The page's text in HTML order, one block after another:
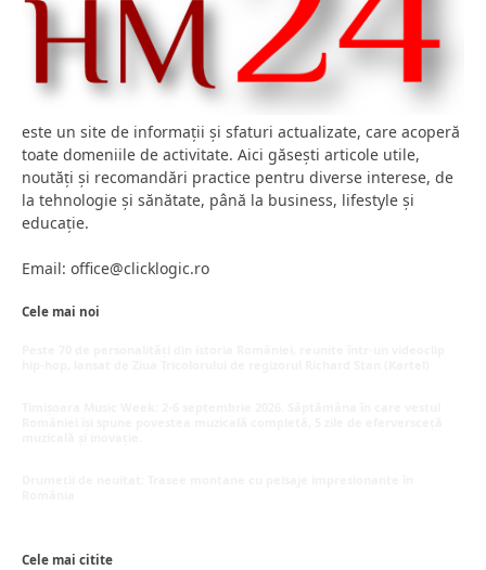
este un site de informații și sfaturi actualizate, care acoperă
toate domeniile de activitate. Aici găsești articole utile,
noutăți și recomandări practice pentru diverse interese, de
la tehnologie și sănătate, până la business, lifestyle și
educație.
Email: office@clicklogic.ro
Cele mai noi
Cele mai citite